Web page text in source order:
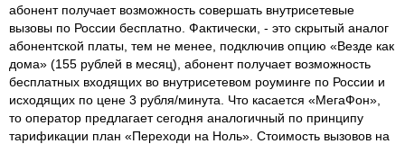
абонент получает возможность совершать внутрисетевые
вызовы по России бесплатно. Фактически, - это скрытый аналог
абонентской платы, тем не менее, подключив опцию «Везде как
дома» (155 рублей в месяц), абонент получает возможность
бесплатных входящих во внутрисетевом роуминге по России и
исходящих по цене 3 рубля/минута. Что касается «МегаФон»,
то оператор предлагает сегодня аналогичный по принципу
тарификации план «Переходи на Ноль». Стоимость вызовов на